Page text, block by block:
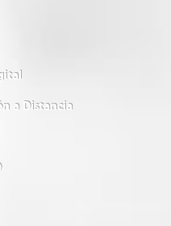
a Distancia